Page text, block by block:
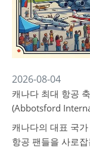
2026-08-04
캐나다 최대 항공
(Abbotsford
캐나다의 대표 국
항공 팬들을 사로